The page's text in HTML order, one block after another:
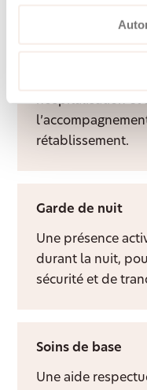
hospitalisation et
rétablissement.
Garde de nuit
Une présence
durant la nuit,
sécurité et de
Soins de base
Une aide